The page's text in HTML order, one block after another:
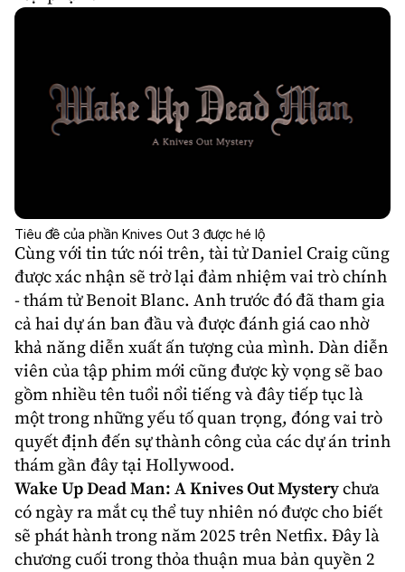
Tiêu đề của phần Knives Out 3 được hé lộ
Cùng với tin tức nói trên, tài tửDaniel Craigcũng
được xác nhận sẽ trở lại đảm nhiệm vai trò chính
- thám tử Benoit Blanc. Anh trước đó đã tham gia
cả hai dự án ban đầu và được đánh giá cao nhờ
khả năng diễn xuất ấn tượng của mình. Dàn diễn
viên của tập phim mới cũng được kỳ vọng sẽ bao
gồm nhiều tên tuổi nổi tiếng và đây tiếp tục là
một trong những yếu tố quan trọng, đóng vai trò
quyết định đến sự thành công của các dự án trinh
thám gần đây tại Hollywood.
Wake Up Dead Man: A Knives Out Mysterychưa
có ngày ra mắt cụ thể tuy nhiên nó được cho biết
sẽ phát hành trong năm 2025 trên Netfix. Đây là
chương cuối trong thỏa thuận mua bản quyền 2